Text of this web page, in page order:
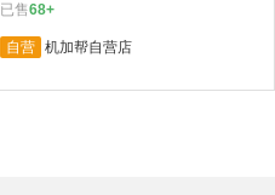
已售68+
自营 机加帮自营店